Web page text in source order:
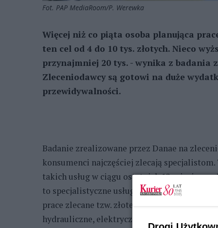
Fot. PAP MediaRoom/P. Werewka
Więcej niż co piąta osoba planująca
ten cel od 4 do 10 tys. złotych. Nieco
przynajmniej 20 tys. - wynika z badania
Zleceniodawcy są gotowi na duże
przewidywalności.
Badanie zrealizowane przez Danae na
konsumenci najczęściej zlecają
takich usług w ciągu ostatnich 12 miesięcy,
to specjalistyczne usługi, takie jak położenie
prace zlecane tzw. złotej rączce (36%).
hydrauliczne, elektryczne (29%),